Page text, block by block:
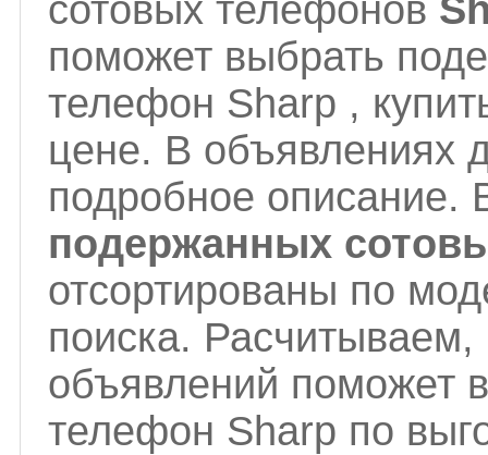
сотовых телефонов
поможет выбрать
телефон Sharp ,
цене. В объявлениях
подробное описание.
подержанных
отсортированы по
поиска.
объявлений поможет
телефон Sharp по